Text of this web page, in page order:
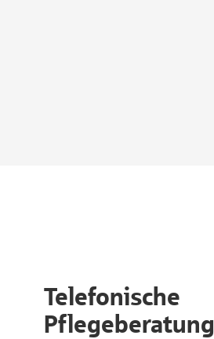
Telefonische
Pflegeberatung